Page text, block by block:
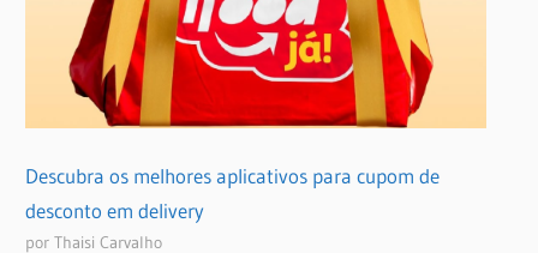
Descubra os melhores aplicativos para cupom de
desconto em delivery
por Thaisi Carvalho